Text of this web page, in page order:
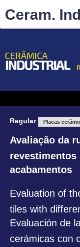
Regular Placas
Avaliação da
acabamentos
Evaluation of
tiles with
Evaluación de
cerámicas con
Ceram.